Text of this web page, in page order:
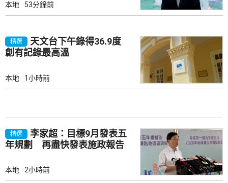
本地 53分鐘前
精選
天文台下午錄得36.9度
創有記錄最高溫
本地 1小時前
精選
李家超：目標9月發表五
年規劃 再盡快發表施政報告
本地 2小時前